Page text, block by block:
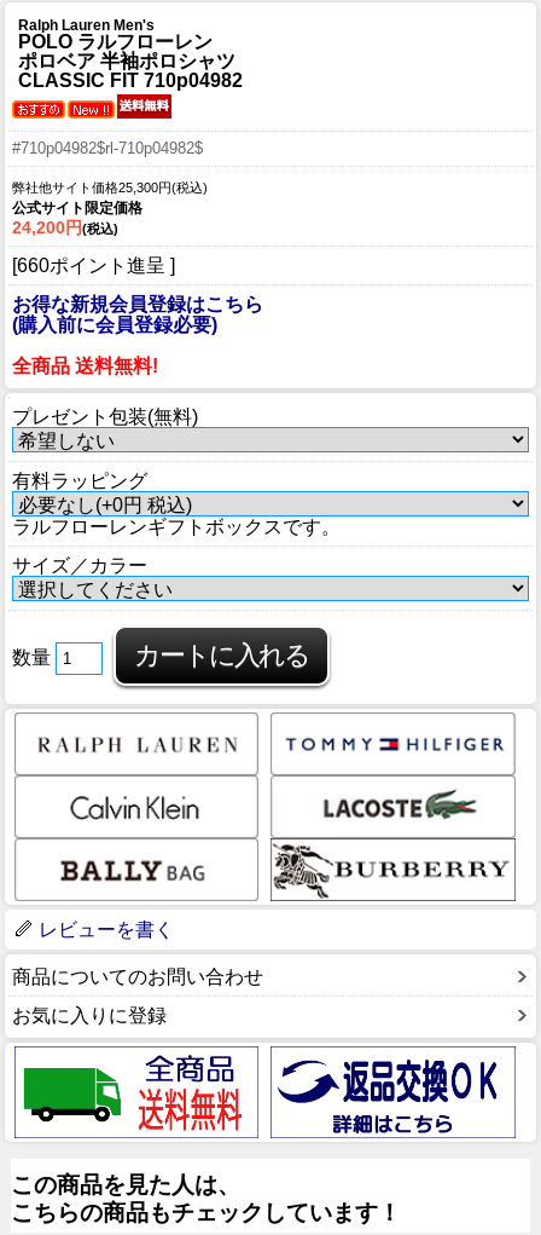
Ralph Lauren Men's
POLO ラルフローレン
ポロベア 半袖ポロシャツ
CLASSIC FIT 710p04982
#710p04982$rl-710p04982$
弊社他サイト価格25,300円(税込)
公式サイト限定価格
24,200円(税込)
[660ポイント進呈 ]
お得な新規会員登録はこちら
(購入前に会員登録必要)
全商品 送料無料!
プレゼント包装(無料)
有料ラッピング
ラルフローレンギフトボックスです。
サイズ／カラー
数量
レビューを書く
商品についてのお問い合わせ
お気に入りに登録
この商品を見た人は、
こちらの商品もチェックしています！